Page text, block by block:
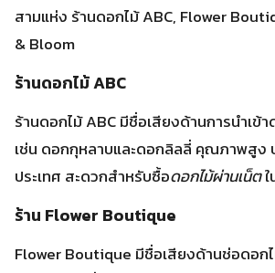
ร้าน Flower Boutique
งานมีความเชี่ยวชาญในการสร้างช่อดอกไ
ตอบโจทย์สำหรับเป็นของขวัญดอกไม้ผ่าน
ร้าน Blossom & Bloom
Bloom เป็นตัวเลือกดี ด้วยช่อดอกไม้สวยง
ไทยและสมัยใหม่ เพิ่มความครีเอทีฟในการ